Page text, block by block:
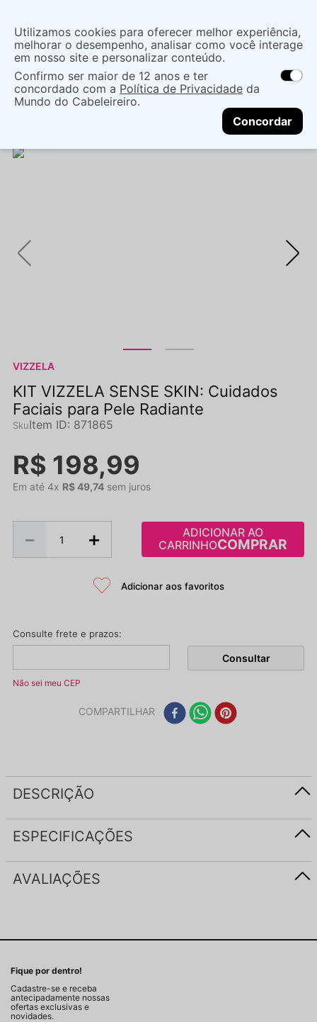
localização
As ofertas e opções de entrega variam de
acordo com a região.Não sei meu CEP
CONTINUAR
O que você procura?
Maquiagem Face Tratamento Facial
VIZZELA SENSE SKIN: CUIDADOS FACIAIS PARA PELE
VIZZELA
KIT VIZZELA SENSE SKIN: Cuidados
Faciais para Pele Radiante
Item ID: 871865
R$ 198,99
Em até 4x R$49,74 sem juros
＋
－
ADICIONAR AO
CARRINHO
Não sei meu CEP
COMPARTILHAR
DESCRIÇÃO
ESPECIFICAÇÕES
AVALIAÇÕES
Fique por dentro!
Cadastre-se e receba
antecipadamente nossas
ofertas exclusivas e
novidades.
Utilizamos cookies para oferecer melhor experiência,
melhorar o desempenho, analisar como você interage
em nosso site e personalizar conteúdo.
Confirmo ser maior de 12 anos e ter
concordado com a Política de Privacidade da
Mundo do Cabeleireiro.
Concordar